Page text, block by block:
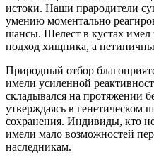
истоки. Наши прародители
умению моментально
шансы. Шелест в кустах имел
подход хищника, а
Природный отбор
имели усиленной
складывался на протяжении
утверждаясь в генетическом
сохранения. Индивиды, кто
имели мало возможностей
наследникам.